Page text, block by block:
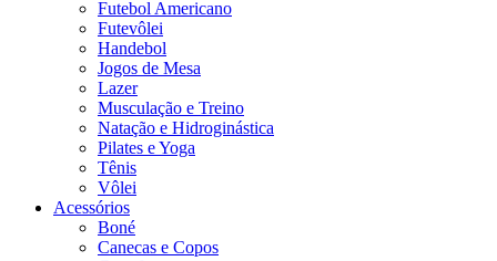
Futebol Americano
Futevôlei
Handebol
Jogos de Mesa
Lazer
Musculação e Treino
Natação e Hidroginástica
Pilates e Yoga
Tênis
Vôlei
Acessórios
Boné
Canecas e Copos